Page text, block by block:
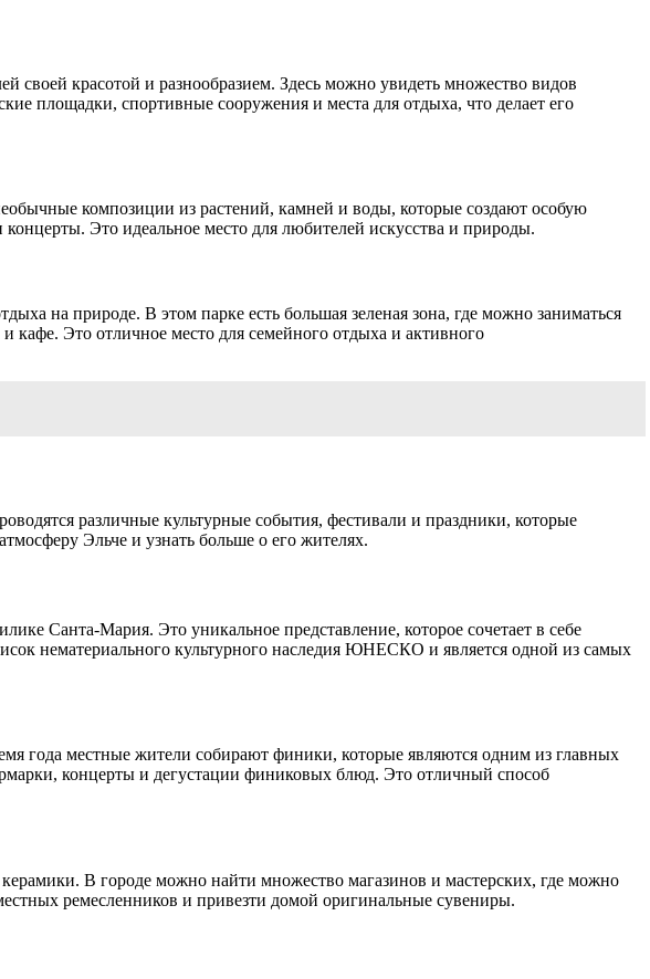
своей красотой и разнообразием. Здесь можно увидеть множество видов
площадки, спортивные сооружения и места для отдыха, что делает его
композиции из растений, камней и воды, которые создают особую
Это идеальное место для любителей искусства и природы.
на природе. В этом парке есть большая зеленая зона, где можно заниматься
кафе. Это отличное место для семейного отдыха и активного
различные культурные события, фестивали и праздники, которые
Эльче и узнать больше о его жителях.
Санта-Мария. Это уникальное представление, которое сочетает в себе
нематериального культурного наследия ЮНЕСКО и является одной из самых
года местные жители собирают финики, которые являются одним из главных
концерты и дегустации финиковых блюд. Это отличный способ
В городе можно найти множество магазинов и мастерских, где можно
ремесленников и привезти домой оригинальные сувениры.